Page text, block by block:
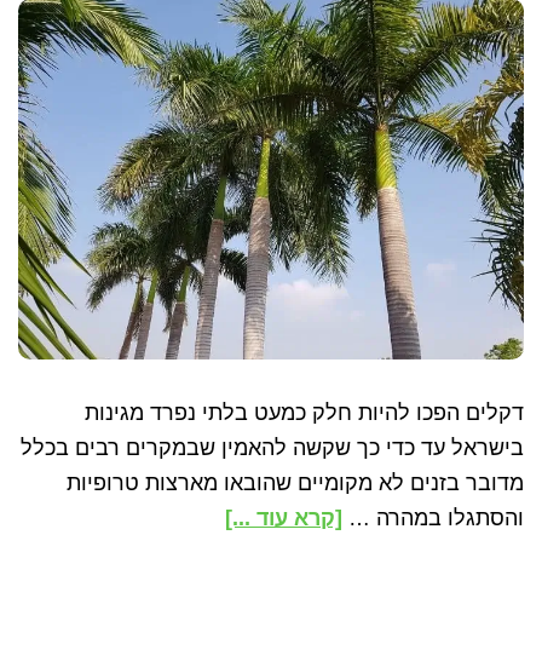
דקלים הפכו להיות חלק כמעט בלתי נפרד מגינות
בישראל עד כדי כך שקשה להאמין שבמקרים רבים בכלל
מדובר בזנים לא מקומיים שהובאו מארצות טרופיות
והסתגלו במהרה … [קרא עוד ...]about